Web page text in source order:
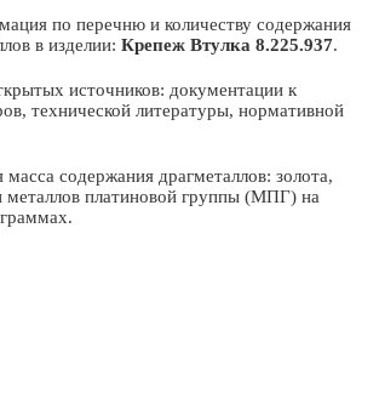
по перечню и количеству содержания
в изделии: Крепеж Втулка 8.225.937.
источников: документации к
технической литературы, нормативной
содержания драгметаллов: золота,
металлов платиновой группы (МПГ) на